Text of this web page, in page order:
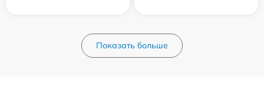
Показать больше